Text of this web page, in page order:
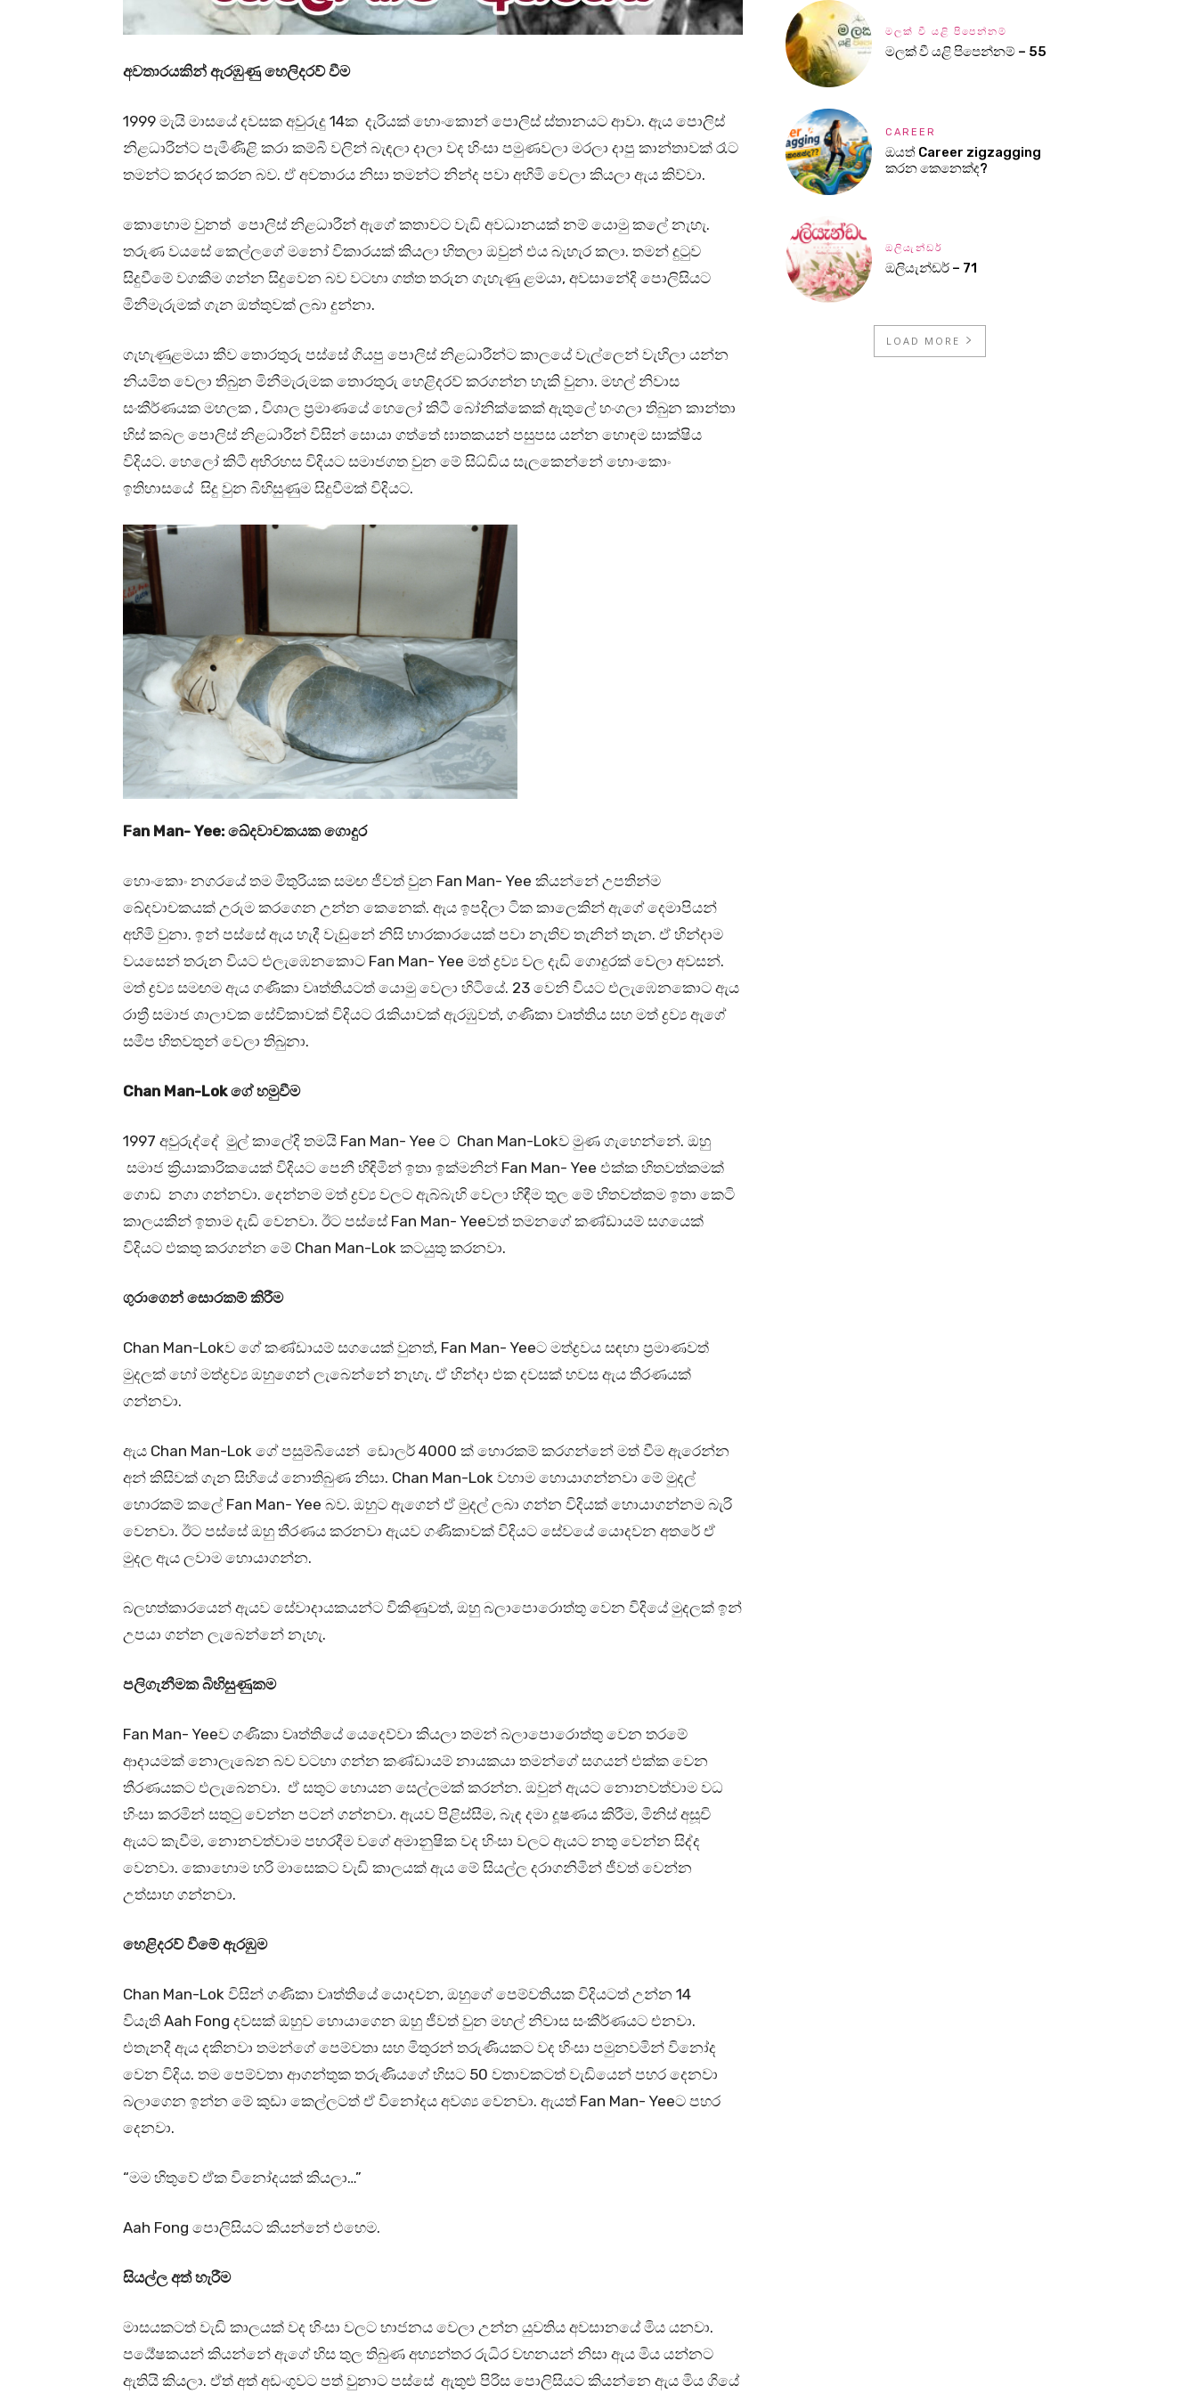
අවතාරයකින් ඇරඹුණු හෙලිදරව් වීම
1999 මැයි මාසයේ දවසක අවුරුදු 14ක දැරියක් හොංකොන් පොලිස් ස්තානයට ආවා. ඇය පොලිස්
නිළධාරින්ට පැමිණිළි කරා කම්බි වලින් බැඳලා දාලා වද හිංසා පමුණවලා මරලා දාපු කාන්තාවක් රෑට
තමන්ට කරදර කරන බව. ඒ අවතාරය නිසා තමන්ට නින්ද පවා අහිමි වෙලා කියලා ඇය කිව්වා.
කොහොම වුනත් පොලිස් නිළධාරීන් ඇගේ කතාවට වැඩි අවධානයක් නම් යොමු කලේ නැහැ.
තරුණ වයසේ කෙල්ලගේ මනෝ විකාරයක් කියලා හිතලා ඔවුන් එය බැහැර කලා. තමන් දුටුව
සිදුවීමේ වගකීම ගන්න සිදුවෙන බව වටහා ගත්ත තරුන ගැහැණු ළමයා, අවසානේදි පොලිසියට
මිනීමැරුමක් ගැන ඔත්තුවක් ලබා දුන්නා.
ගැහැණුළමයා කීව තොරතුරු පස්සේ ගියපු පොලිස් නිළධාරීන්ට කාලයේ වැල්ලෙන් වැහිලා යන්න
නියමිත වෙලා තිබුන මිනීමැරුමක තොරතුරු හෙළිදරව් කරගන්න හැකි වුනා. මහල් නිවාස
සංකීර්ණයක මහලක , විශාල ප්‍රමාණයේ හෙලෝ කිටී බෝනික්කෙක් ඇතුලේ හංගලා තිබුන කාන්තා
හිස් කබල පොලිස් නිළධාරීන් විසින් සොයා ගත්තේ ඝාතකයන් පසුපස යන්න හොඳම සාක්ෂිය
විදියට. හෙලෝ කිටී අභිරහස විදියට සමාජගත වුන මේ සිධ්ඩිය සැලකෙන්නේ හොංකොං
ඉතිහාසයේ සිදු වුන බිහිසුණුම සිදුවීමක් විදියට.
Fan Man- Yee: ඛේදවාචකයක ගොදුර
හොංකොං නගරයේ තම මිතුරියක සමඟ ජීවත් වුන Fan Man- Yee කියන්නේ උපතින්ම
ඛේදවාචකයක් උරුම කරගෙන උන්න කෙනෙක්. ඇය ඉපදිලා ටික කාලෙකින් ඇගේ දෙමාපියන්
අහිමි වුනා. ඉන් පස්සේ ඇය හැදී වැඩුනේ නිසි භාරකාරයෙක් පවා නැතිව තැනින් තැන. ඒ හින්දාම
වයසෙන් තරුන වියට එලැඹෙනකොට Fan Man- Yee මත් ද්‍රව්‍ය වල දැඩි ගොදුරක් වෙලා අවසන්.
මත් ද්‍රව්‍ය සමඟම ඇය ගණිකා වෘත්තියටත් යොමු වෙලා හිටියේ. 23 වෙනි වියට එලැඹෙනකොට ඇය
රාත්‍රී සමාජ ශාලාවක සේවිකාවක් විදියට රැකියාවක් ඇරඹුවත්, ගණිකා වෘත්තිය සහ මත් ද්‍රව්‍ය ඇගේ
සමීප හිතවතුන් වෙලා තිබුනා.
Chan Man-Lok ගේ හමුවීම
1997 අවුරුද්දේ මුල් කාලේදි තමයි Fan Man- Yee ට Chan Man-Lokව මුණ ගැහෙන්නේ. ඔහු
සමාජ ක්‍රියාකාරිකයෙක් විදියට පෙනී හිඳිමින් ඉතා ඉක්මනින් Fan Man- Yee එක්ක හිතවත්කමක්
ගොඩ නගා ගන්නවා. දෙන්නම මත් ද්‍රව්‍ය වලට ඇබ්බැහි වෙලා හිඳීම තුල මේ හිතවත්කම ඉතා කෙටි
කාලයකින් ඉතාම දැඩි වෙනවා. ඊට පස්සේ Fan Man- Yeeවත් තමනගේ කණ්ඩායම් සගයෙක්
විදියට එකතු කරගන්න මේ Chan Man-Lok කටයුතු කරනවා.
ගුරාගෙන් සොරකම් කිරීම
Chan Man-Lokව ගේ කණ්ඩායම් සගයෙක් වුනත්, Fan Man- Yeeට මත්ද්‍රවය සඳහා ප්‍රමාණවත්
මුදලක් හෝ මත්ද්‍රව්‍ය ඔහුගෙන් ලැබෙන්නේ නැහැ. ඒ හින්දා එක දවසක් හවස ඇය තීරණයක්
ගන්නවා.
ඇය Chan Man-Lok ගේ පසුම්බියෙන් ඩොලර් 4000 ක් හොරකම් කරගන්නේ මත් වීම ඇරෙන්න
අන් කිසිවක් ගැන සිහියේ නොතිබුණ නිසා. Chan Man-Lok වහාම හොයාගන්නවා මේ මුදල්
හොරකම් කලේ Fan Man- Yee බව. ඔහුට ඇගෙන් ඒ මුදල් ලබා ගන්න විදියක් හොයාගන්නම බැරි
වෙනවා. ඊට පස්සේ ඔහු තීරණය කරනවා ඇයව ගණිකාවක් විදියට සේවයේ යොදවන අතරේ ඒ
මුදල ඇය ලවාම හොයාගන්න.
බලහත්කාරයෙන් ඇයව සේවාදායකයන්ට විකිණුවත්, ඔහු බලාපොරොත්තු වෙන විදියේ මුදලක් ඉන්
උපයා ගන්න ලැබෙන්නේ නැහැ.
පලිගැනීමක බිහිසුණුකම
Fan Man- Yeeව ගණිකා වෘත්තියේ යෙදෙව්වා කියලා තමන් බලාපොරොත්තු වෙන තරමේ
ආදායමක් නොලැබෙන බව වටහා ගන්න කණ්ඩායම් නායකයා තමන්ගේ සගයන් එක්ක වෙන
තීරණයකට එලැබෙනවා. ඒ සතුට හොයන සෙල්ලමක් කරන්න. ඔවුන් ඇයට නොනවත්වාම වධ
හිංසා කරමින් සතුටු වෙන්න පටන් ගන්නවා. ඇයව පිළිස්සීම, බැඳ දමා දූෂණය කිරීම, මිනිස් අසූචි
ඇයට කැවීම, නොනවත්වාම පහරදීම වගේ අමානුෂික වද හිංසා වලට ඇයට නතු වෙන්න සිද්ද
වෙනවා. කොහොම හරි මාසෙකට වැඩි කාලයක් ඇය මේ සියල්ල දරාගනිමින් ජීවත් වෙන්න
උත්සාහ ගන්නවා.
හෙළිදරව් වීමේ ඇරඹුම
Chan Man-Lok විසින් ගණිකා වෘත්තියේ යොදවන, ඔහුගේ පෙම්වතියක විදියටත් උන්න 14
වියැති Aah Fong දවසක් ඔහුව හොයාගෙන ඔහු ජීවත් වුන මහල් නිවාස සංකීර්ණයට එනවා.
එතැනදී ඇය දකිනවා තමන්ගේ පෙම්වතා සහ මිතුරන් තරුණියකට වද හිංසා පමුනවමින් විනෝද
වෙන විදිය. තම පෙම්වතා ආගන්තුක තරුණියගේ හිසට 50 වතාවකටත් වැඩියෙන් පහර දෙනවා
බලාගෙන ඉන්න මේ කුඩා කෙල්ලටත් ඒ විනෝදය අවශ්‍ය වෙනවා. ඇයත් Fan Man- Yeeට පහර
දෙනවා.
“මම හිතුවේ ඒක විනෝදයක් කියලා…”
Aah Fong පොලිසියට කියන්නේ එහෙම.
සියල්ල අත් හැරීම
මාසයකටත් වැඩි කාලයක් වද හිංසා වලට භාජනය වෙලා උන්න යුවතිය අවසානයේ මිය යනවා.
පර්‍යේෂකයන් කියන්නේ ඇගේ හිස තුල තිබුණ අභ්‍යන්තර රුධිර වහනයන් නිසා ඇය මිය යන්නට
ඇතියි කියලා. ඒත් අත් අඩංගුවට පත් වුනාට පස්සේ ඇතුළු පිරිස පොලිසියට කියන්නෙ ඇය මිය ගියේ
මලක් වී යළි පිපෙන්නම්
මලක් වී යළි පිපෙන්නම් – 55
CAREER
ඔයත් Career zigzagging
කරන කෙනෙක්ද?
ඔලියැන්ඩර්
ඔලියැන්ඩර් – 71
LOAD MORE